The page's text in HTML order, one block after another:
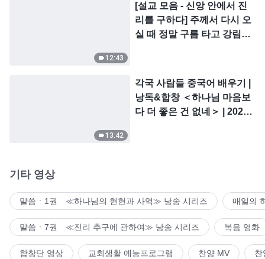
12:43
[설교 모음 - 신앙 안에서 진
리를 구하다] 주께서 다시 오
실 때 정말 구름 타고 강림하
13:42
각국 사람들 중국어 배우기 |
낭독&합창 ＜하나님 마음보
다 더 좋은 건 없네＞ | 2026
기타 영상
말씀ㆍ1권 ≪하나님의 현현과 사역≫ 낭송 시리즈 매일의
말씀ㆍ7권 ≪진리 추구에 관하여≫ 낭송 시리즈 복음 영화
합창단 영상 교회생활 예능프로그램 찬양 MV 찬